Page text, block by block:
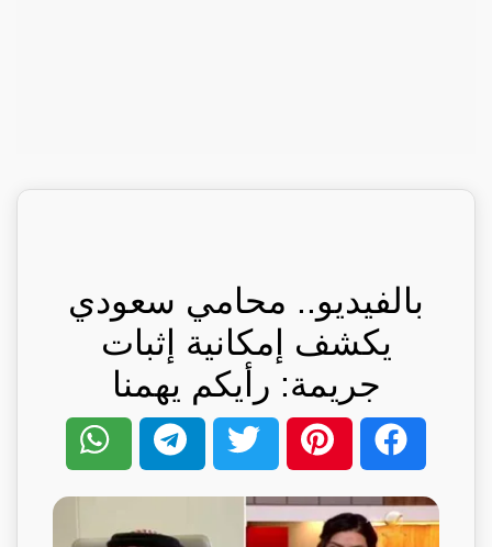
بالفيديو.. محامي سعودي
يكشف إمكانية إثبات
جريمة: رأيكم يهمنا